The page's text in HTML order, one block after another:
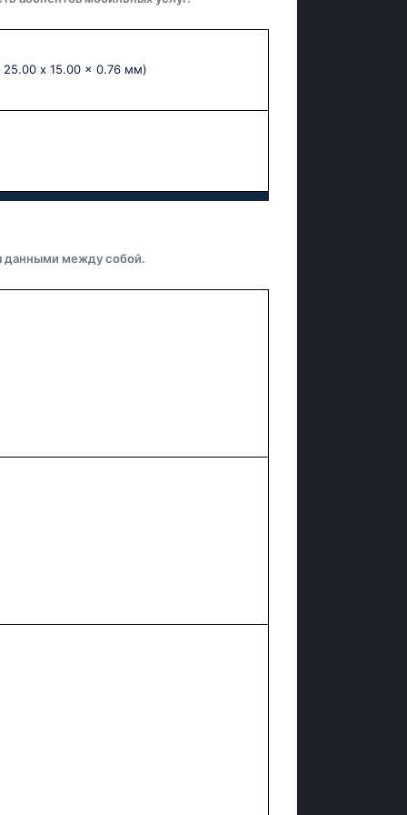
25.00 x 15.00 x 0.76 мм)
данными между собой.